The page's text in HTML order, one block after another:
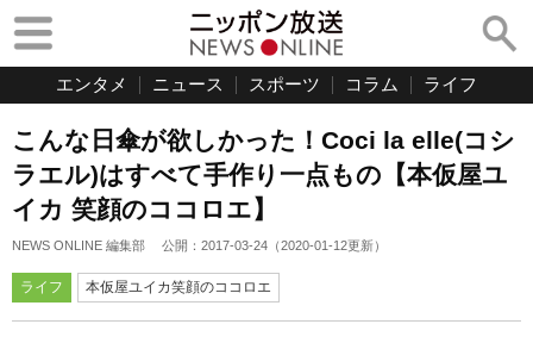
エンタメ ニュース スポーツ コラム ライフ
こんな日傘が欲しかった！Coci la elle(コシ
ラエル)はすべて手作り一点もの【本仮屋ユ
イカ 笑顔のココロエ】
NEWS ONLINE 編集部 公開： 2017-03-24 （2020-01-12更新）
ライフ 本仮屋ユイカ笑顔のココロエ